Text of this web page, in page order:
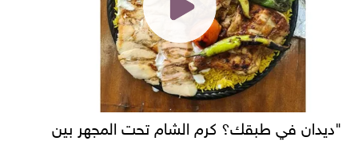
"ديدان في طبقك؟ كرم الشام تحت المجهر بين